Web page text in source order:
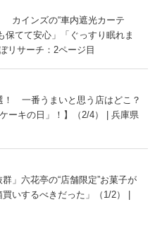
カインズの“車内遮光カーテ
てて安心」「ぐっすり眠れま
リサーチ：2ページ目
！ 一番うまいと思う店はどこ？
ーキの日」！】（2/4） | 兵庫県
」六花亭の“店舗限定”お菓子が
いするべきだった」（1/2） |